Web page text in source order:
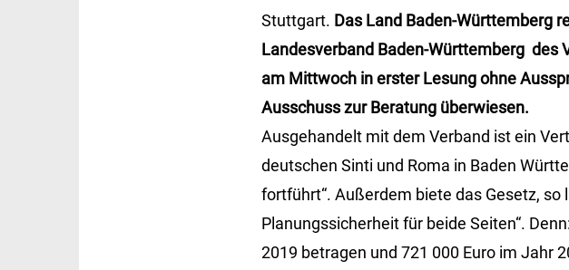
Stuttgart. Das Land Baden-Württemberg
Landesverband Baden-Württemberg des
am Mittwoch in erster Lesung ohne
Ausschuss zur Beratung überwiesen.
Ausgehandelt mit dem Verband ist ein
deutschen Sinti und Roma in Baden
fortführt“. Außerdem biete das Gesetz,
Planungssicherheit für beide Seiten“.
2019 betragen und 721 000 Euro im Jahr